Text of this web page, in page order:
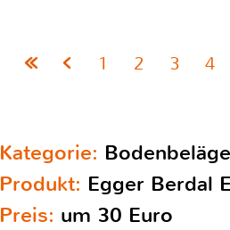
1 2 3 4
Kategorie: Bodenbeläge
Produkt: Egger Berdal
Preis: um 30 Euro